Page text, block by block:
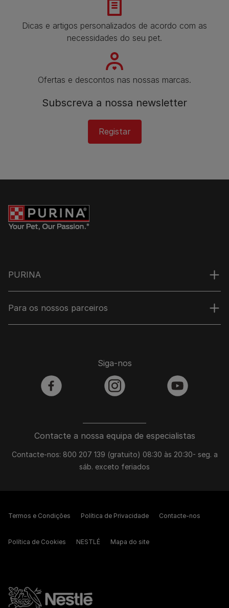
Dicas e artigos personalizados de acordo com as
necessidades do seu pet.
Ofertas e descontos nas nossas marcas.
Subscreva a nossa newsletter​
Registar
PURINA
Para os nossos parceiros
Contacte a nossa equipa de especialistas
Contacte-nos: 800 207 139 (gratuito) 08:30 às 20:30- seg. a
sáb. exceto feriados
Siga-nos
facebook instagram youtube
Termos e Condições Política de Privacidade Contacte-nos
Política de Cookies NESTLÉ Mapa do site